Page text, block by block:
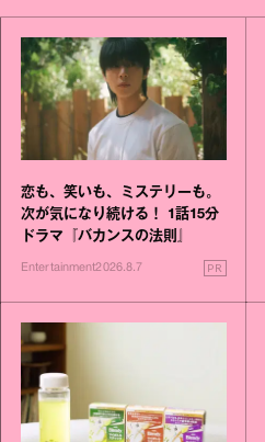
恋も、笑いも、ミステリーも。
次が気になり続ける！ 1話15分
ドラマ『バカンスの法則』
Entertainment2026.8.7 PR